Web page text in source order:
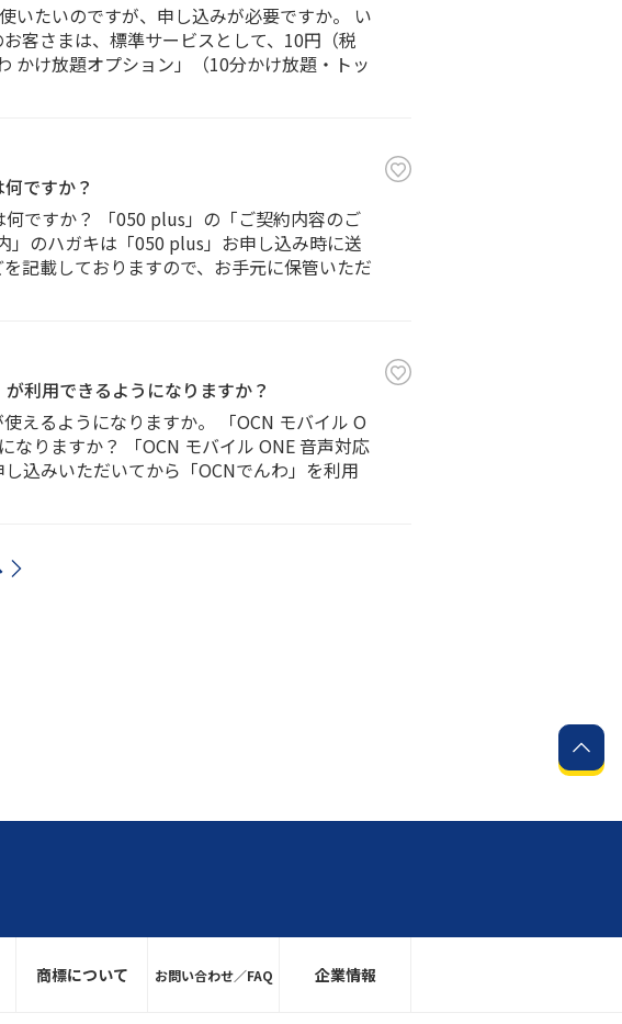
いたいのですが、申し込みが必要ですか。 い
客さまは、標準サービスとして、10円（税
かけ放題オプション」（10分かけ放題・トッ
ですか？
ですか？ 「050 plus」の「ご契約内容のご
」のハガキは「050 plus」お申し込み時に送
記載しておりますので、お手元に保管いただ
利用できるようになりますか？
えるようになりますか。 「OCN モバイル O
なりますか？ 「OCN モバイル ONE 音声対応
込みいただいてから「OCNでんわ」を利用
商標について お問い合わせ／FAQ 企業情報